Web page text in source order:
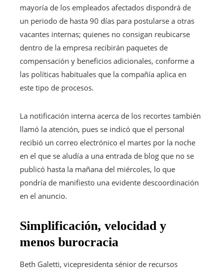
mayoría de los empleados afectados dispondrá de
un periodo de hasta 90 días para postularse a otras
vacantes internas; quienes no consigan reubicarse
dentro de la empresa recibirán paquetes de
compensación y beneficios adicionales, conforme a
las políticas habituales que la compañía aplica en
este tipo de procesos.
La notificación interna acerca de los recortes también
llamó la atención, pues se indicó que el personal
recibió un correo electrónico el martes por la noche
en el que se aludía a una entrada de blog que no se
publicó hasta la mañana del miércoles, lo que
pondría de manifiesto una evidente descoordinación
en el anuncio.
Simplificación, velocidad y
menos burocracia
Beth Galetti, vicepresidenta sénior de recursos